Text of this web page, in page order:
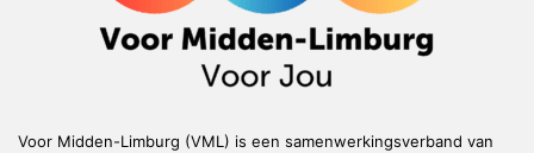
Voor Midden-Limburg (VML) is een samenwerkingsverband van